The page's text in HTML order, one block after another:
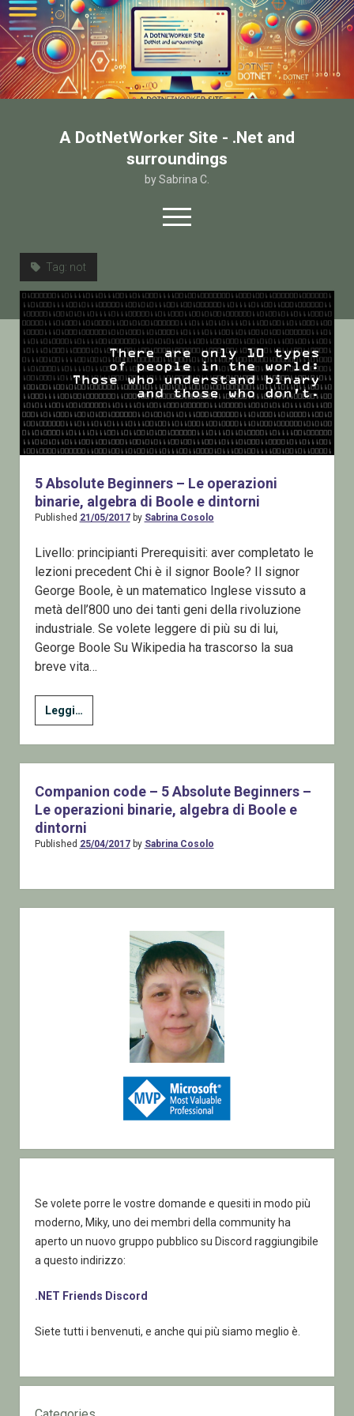
A DotNetWorker Site - .Net and
surroundings
by Sabrina C.
open
menu
Home
Chi sono
Contatto
Tag: not
5 Absolute Beginners – Le operazioni
binarie, algebra di Boole e dintorni
Published 21/05/2017by Sabrina Cosolo
Livello: principianti Prerequisiti: aver completato le
lezioni precedent Chi è il signor Boole? Il signor
George Boole, è un matematico Inglese vissuto a
metà dell’800 uno dei tanti geni della rivoluzione
industriale. Se volete leggere di più su di lui,
George Boole Su Wikipedia ha trascorso la sua
breve vita…
Leggi…
Absolute
Beginners
–
Le
operazioni
binarie,
algebra
Companion code – 5 Absolute Beginners –
Le operazioni binarie, algebra di Boole e
dintorni
Published 25/04/2017by Sabrina Cosolo
Se volete porre le vostre domande e quesiti in modo più
moderno, Miky, uno dei membri della community ha
aperto un nuovo gruppo pubblico su Discord raggiungibile
a questo indirizzo:
.NET Friends Discord
Siete tutti i benvenuti, e anche qui più siamo meglio è.